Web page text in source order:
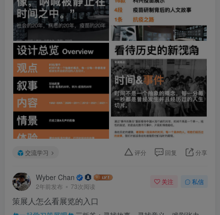
+11
交流学习 评分 回复 分享
Wyber Chan
2年前发布 73次阅读
关注 私信
策展人怎么看展览的入口